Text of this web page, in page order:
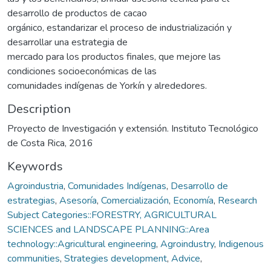
desarrollo de productos de cacao
orgánico, estandarizar el proceso de industrialización y
desarrollar una estrategia de
mercado para los productos finales, que mejore las
condiciones socioeconómicas de las
comunidades indígenas de Yorkín y alrededores.
Description
Proyecto de Investigación y extensión. Instituto Tecnológico
de Costa Rica, 2016
Keywords
Agroindustria, Comunidades Indígenas, Desarrollo de
estrategias, Asesoría, Comercialización, Economía, Research
Subject Categories::FORESTRY, AGRICULTURAL
SCIENCES and LANDSCAPE PLANNING::Area
technology::Agricultural engineering, Agroindustry, Indigenous
communities, Strategies development, Advice,